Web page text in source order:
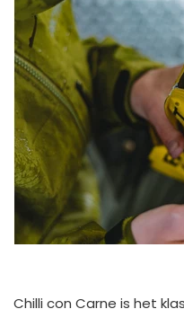
Chilli con Carne is het